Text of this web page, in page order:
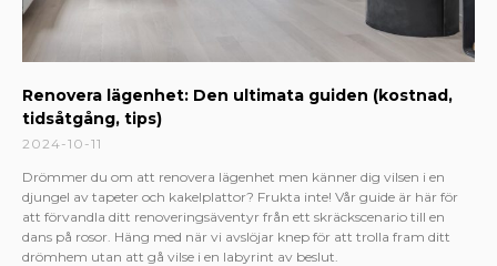
Renovera lägenhet: Den ultimata guiden (kostnad,
tidsåtgång, tips)
2024-10-11
Drömmer du om att renovera lägenhet men känner dig vilsen i en
djungel av tapeter och kakelplattor? Frukta inte! Vår guide är här för
att förvandla ditt renoveringsäventyr från ett skräckscenario till en
dans på rosor. Häng med när vi avslöjar knep för att trolla fram ditt
drömhem utan att gå vilse i en labyrint av beslut.